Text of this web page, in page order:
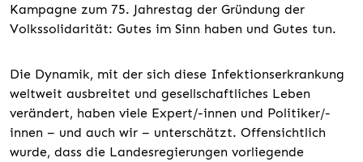
Kampagne zum 75. Jahrestag der Gründung der
Volkssolidarität: Gutes im Sinn haben und Gutes tun.
Die Dynamik, mit der sich diese Infektionserkrankung
weltweit ausbreitet und gesellschaftliches Leben
verändert, haben viele Expert/-innen und Politiker/-
innen – und auch wir – unterschätzt. Offensichtlich
wurde, dass die Landesregierungen vorliegende